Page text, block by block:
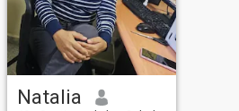
Natalia